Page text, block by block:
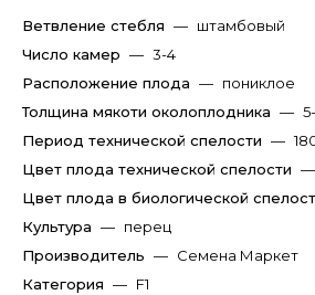
Ветвление стебля — штамбовый
Число камер — 3-4
Расположение плода — пониклое
Толщина мякоти околоплодника —
Период технической спелости —
Цвет плода технической спелости —
Цвет плода в биологической
Культура — перец
Производитель — Семена Маркет
Категория — F1